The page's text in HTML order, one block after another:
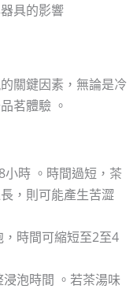
具的影響
關鍵因素，無論是冷
茗體驗 。
時 。時間過短，茶
，則可能產生苦澀
時間可縮短至2至4
泡時間 。若茶湯味